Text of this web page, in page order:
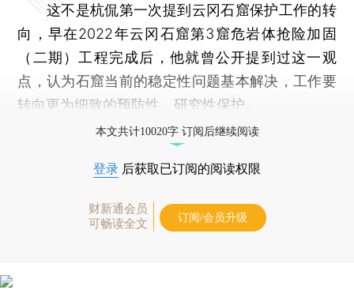
这不是杭侃第一次提到云冈石窟保护工作的转
向，早在2022年云冈石窟第3窟危岩体抢险加固
（二期）工程完成后，他就曾公开提到过这一观
点，认为石窟当前的稳定性问题基本解决，工作要
转向更为细致的预防性、研究性保护。
本文共计10020字 订阅后继续阅读
登录 后获取已订阅的阅读权限
财新通会员
可畅读全文
订阅/会员升级